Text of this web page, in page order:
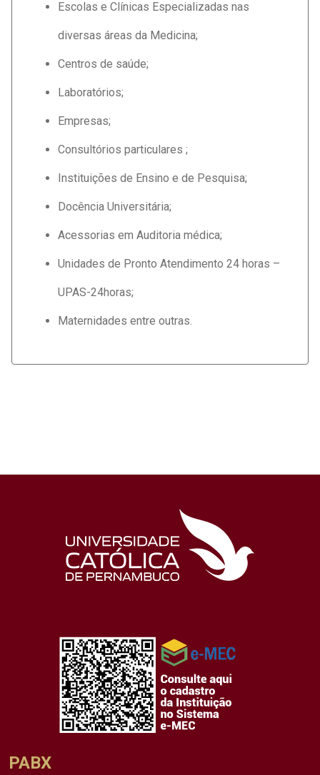
Escolas e Clínicas Especializadas nas
diversas áreas da Medicina;
Centros de saúde;
Laboratórios;
Empresas;
Consultórios particulares ;
Instituições de Ensino e de Pesquisa;
Docência Universitária;
Acessorias em Auditoria médica;
Unidades de Pronto Atendimento 24 horas –
UPAS-24horas;
Maternidades entre outras.
PABX